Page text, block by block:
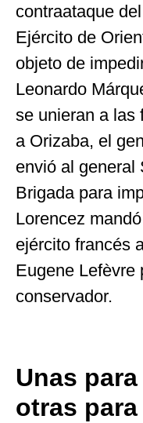
contraataque
Ejército de
objeto de
Leonardo
se unieran a las
a Orizaba, el
envió al general
Brigada para
Lorencez
ejército francés
Eugene Lefèvre
conservador.
Unas
otras